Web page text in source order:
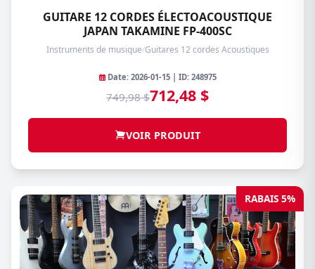
GUITARE 12 CORDES ÉLECTOACOUSTIQUE
JAPAN TAKAMINE FP-400SC
Instruments de musique/Guitares 12 cordes Acoustiques
Date: 2026-01-15 | ID: 248975
749,98 $712,48 $
VOIR PRODUIT
RABAIS 5%